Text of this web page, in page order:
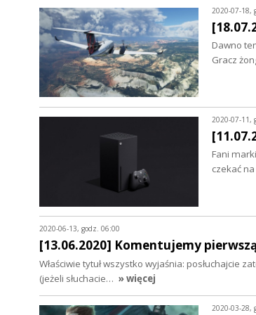
2020-07-18,
Dawno
Gracz
2020-07-11,
Fani
czekać
2020-06-13, godz. 06:00
[13.06.2020] Komentujemy
Właściwie tytuł wszystko wyjaśnia:
(jeżeli słuchacie… » więcej
2020-03-28,